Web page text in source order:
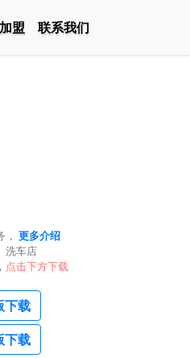
盟 联系我们
， 更多介绍
洗车店
点击下方下载
下载
下载